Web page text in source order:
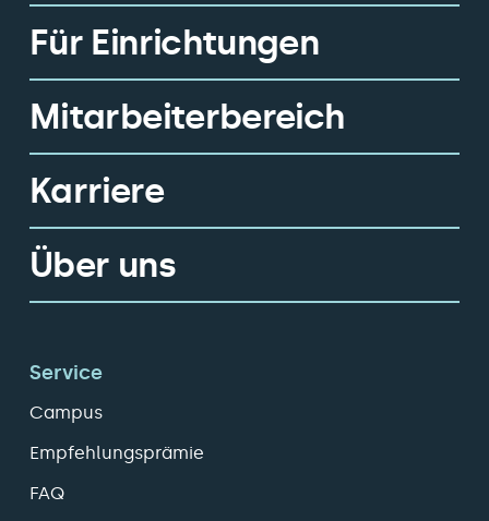
Für Einrichtungen
Mitarbeiterbereich
Karriere
Über uns
Service
Campus
Empfehlungsprämie
FAQ